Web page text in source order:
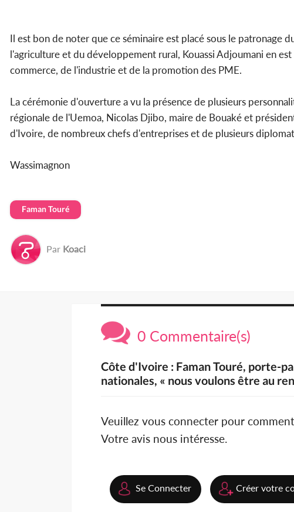
Il est bon de noter que ce séminaire est placé sous le patronage
l'agriculture et du développement rural, Kouassi Adjoumani en
commerce, de l'industrie et de la promotion des PME.
La cérémonie d'ouverture a vu la présence de plusieurs
régionale de l'Uemoa, Nicolas Djibo, maire de Bouaké et
d'Ivoire, de nombreux chefs d'entreprises et de plusieurs
Wassimagnon
Faman Touré
Par Koaci
0 Commentaire(s)
Côte d'Ivoire : Faman Touré, porte-
nationales, « nous voulons être au
Veuillez vous connecter pour
Votre avis nous intéresse.
Se Connecter Créer votre